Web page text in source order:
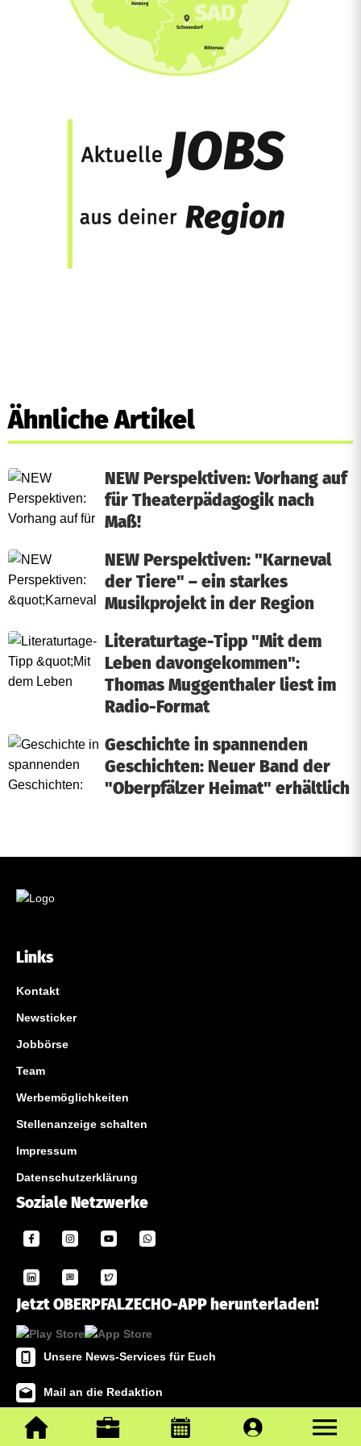
Ähnliche Artikel
NEW Perspektiven: Vorhang auf
für Theaterpädagogik nach
Maß!
NEW Perspektiven: "Karneval
der Tiere" – ein starkes
Musikprojekt in der Region
Literaturtage-Tipp "Mit dem
Leben davongekommen":
Thomas Muggenthaler liest im
Radio-Format
Geschichte in spannenden
Geschichten: Neuer Band der
"Oberpfälzer Heimat" erhältlich
Links
Kontakt
Newsticker
Jobbörse
Team
Werbemöglichkeiten
Stellenanzeige schalten
Impressum
Datenschutzerklärung
Soziale Netzwerke
Jetzt OBERPFALZECHO-APP herunterladen!
Unsere News-Services für Euch
Mail an die Redaktion